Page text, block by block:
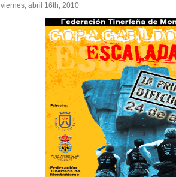
viernes, abril 16th, 2010